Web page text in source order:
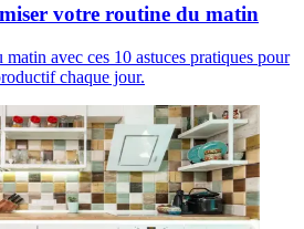
votre routine du matin
avec ces 10 astuces pratiques pour
chaque jour.